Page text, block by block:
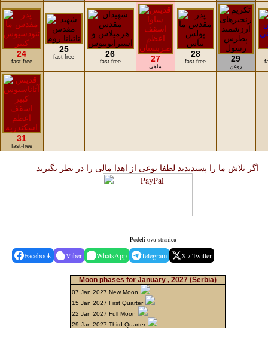
24
fast-free
25
fast-free 26
fast-free 27
ماهی
28
fast-free 29
روغن
31
fast-free
اگر تلاش ما را پسندیدید لطفا نوعی از اهدا مالی را در نظر بگیرید
Podeli ovu stranicu
Facebook Viber WhatsApp Telegram X / Twitter
Moon phases for January , 2027(Serbia)
07 Jan 2027 New Moon
15 Jan 2027 First Quarter
22 Jan 2027 Full Moon
29 Jan 2027 Third Quarter